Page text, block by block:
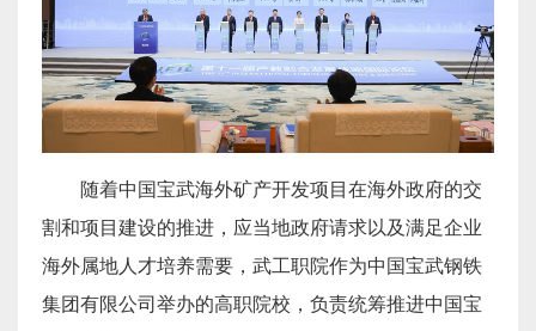
随着中国宝武海外矿产开发项目在海外政府的交
割和项目建设的推进，应当地政府请求以及满足企业
海外属地人才培养需要，武工职院作为中国宝武钢铁
集团有限公司举办的高职院校，负责统筹推进中国宝